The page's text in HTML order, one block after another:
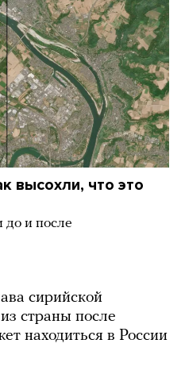
высохли, что это
до и после
сирийской
страны после
находиться в России